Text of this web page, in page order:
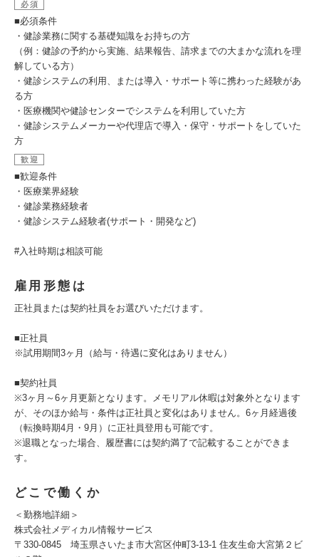
必須
■必須条件
・健診業務に関する基礎知識をお持ちの方
（例：健診の予約から実施、結果報告、請求までの大まかな流れを理
解している方）
・健診システムの利用、または導入・サポート等に携わった経験があ
る方
・医療機関や健診センターでシステムを利用していた方
・健診システムメーカーや代理店で導入・保守・サポートをしていた
方
歓迎
■歓迎条件
・医療業界経験
・健診業務経験者
・健診システム経験者(サポート・開発など)
#入社時期は相談可能
雇用形態は
正社員または契約社員をお選びいただけます。
■正社員
※試用期間3ヶ月（給与・待遇に変化はありません）
■契約社員
※3ヶ月～6ヶ月更新となります。メモリアル休暇は対象外となります
が、そのほか給与・条件は正社員と変化はありません。6ヶ月経過後
（転換時期4月・9月）に正社員登用も可能です。
※退職となった場合、履歴書には契約満了で記載することができま
す。
どこで働くか
＜勤務地詳細＞
株式会社メディカル情報サービス
〒330-0845 埼玉県さいたま市大宮区仲町3-13-1 住友生命大宮第２ビ